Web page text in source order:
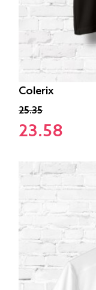
Colerix
25.35
23.58